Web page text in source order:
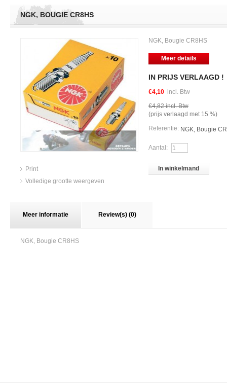
NGK, BOUGIE CR8HS
Print
Volledige grootte weergeven
NGK, Bougie CR8HS
Meer details
IN PRIJS VERLAAGD !
€4,10 incl. Btw
€4,82incl. Btw
(prijs verlaagd met 15 %)
Referentie: NGK, Bougie
Aantal:
In winkelmand
Meer informatie Review(s) (0)
NGK, Bougie CR8HS